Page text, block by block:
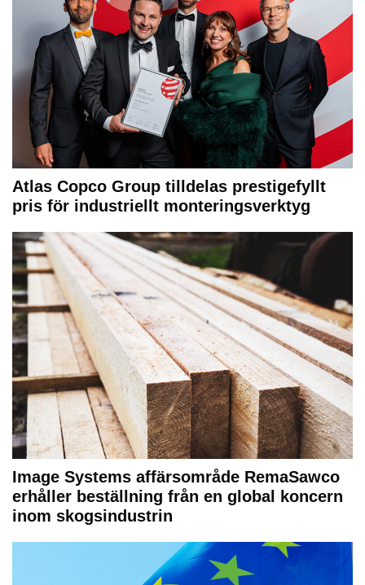
Atlas Copco Group tilldelas prestigefyllt
pris för industriellt monteringsverktyg
Image Systems affärsområde RemaSawco
erhåller beställning från en global koncern
inom skogsindustrin